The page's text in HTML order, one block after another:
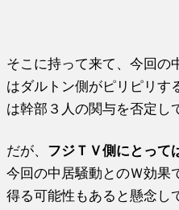
そこに持って来て、今回の
はダルトン側がピリピリす
は幹部３人の関与を否定し
だが、 フジＴＶ側にとって
今回の中居騒動とのＷ効果
得る可能性もあると懸念し